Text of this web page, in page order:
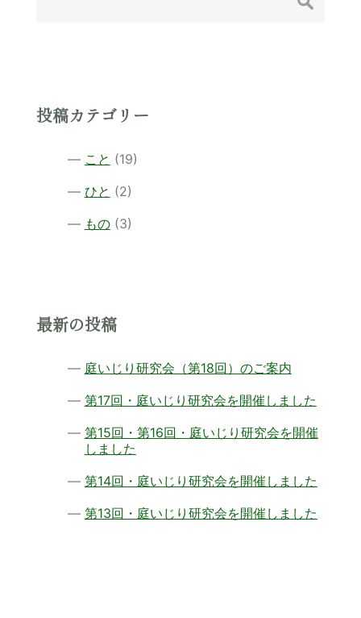
投稿カテゴリー
こと (19)
ひと (2)
もの(3)
最新の投稿
庭いじり研究会（第18回）のご案内
第17回・庭いじり研究会を開催しました
第15回・第16回・庭いじり研究会を開催
しました
第14回・庭いじり研究会を開催しました
第13回・庭いじり研究会を開催しました